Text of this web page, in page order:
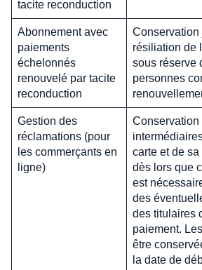
tacite reconduction
Abonnement avec
paiements
échelonnés
renouvelé par tacite
reconduction
Conservation
résiliation de
sous réserve
personnes
Gestion des
réclamations (pour
les commerçants en
ligne)
carte et de
dès lors que
est
des
des titulaires
paiement.
être
la date de